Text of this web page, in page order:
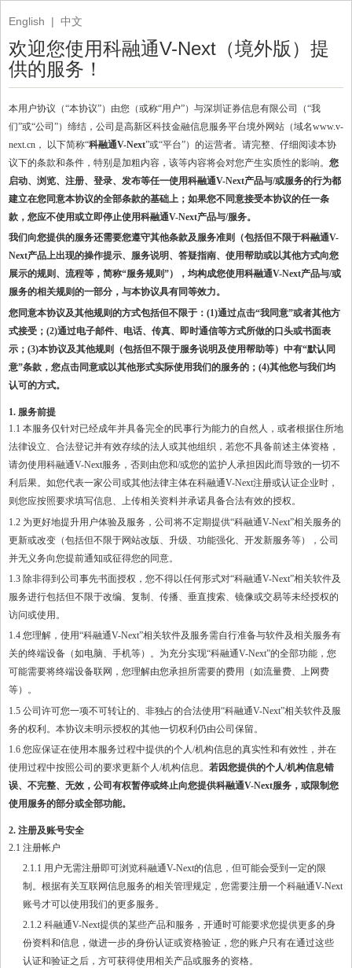
English | 中文
欢迎您使用科融通V-Next（境外版）提
供的服务！
本用户协议（“本协议”）由您（或称“用户”）与深圳证券信息有限公司（“我
们”或“公司”）缔结，公司是高新区科技金融信息服务平台境外网站（域名www.v-
next.cn， 以下简称“科融通V-Next”或“平台”）的运营者。请完整、仔细阅读本协
议下的条款和条件，特别是加粗内容，该等内容将会对您产生实质性的影响。 您
启动、浏览、注册、登录、发布等任一使用科融通V-Next产品与/或服务的行为都
建立在您同意本协议的全部条款的基础上；如果您不同意接受本协议的任一条
款，您应不使用或立即停止使用科融通V-Next产品与/服务。
我们向您提供的服务还需要您遵守其他条款及服务准则（包括但不限于科融通V-
Next产品上出现的操作提示、服务说明、答疑指南、使用帮助或以其他方式向您
展示的规则、流程等，简称“服务规则”），均构成您使用科融通V-Next产品与/或
服务的相关规则的一部分，与本协议具有同等效力。
您同意本协议及其他规则的方式包括但不限于： (1)通过点击“我同意”或者其他方
式接受；(2)通过电子邮件、电话、传真、即时通信等方式所做的口头或书面表
示；(3)本协议及其他规则（包括但不限于服务说明及使用帮助等）中有“默认同
意”条款，您点击同意或以其他形式实际使用我们的服务的；(4)其他您与我们均
认可的方式。
1. 服务前提
1.1 本服务仅针对已经成年并具备完全的民事行为能力的自然人，或者根据住所地
法律设立、合法登记并有效存续的法人或其他组织，若您不具备前述主体资格，
请勿使用科融通V-Next服务，否则由您和/或您的监护人承担因此而导致的一切不
利后果。如您代表一家公司或其他法律主体在科融通V-Next注册或认证企业时，
则您应按照要求填写信息、上传相关资料并承诺具备合法有效的授权。
1.2 为更好地提升用户体验及服务，公司将不定期提供“科融通V-Next”相关服务的
更新或改变（包括但不限于网站改版、升级、功能强化、开发新服务等），公司
并无义务向您提前通知或征得您的同意。
1.3 除非得到公司事先书面授权，您不得以任何形式对“科融通V-Next”相关软件及
服务进行包括但不限于改编、复制、传播、垂直搜索、镜像或交易等未经授权的
访问或使用。
1.4 您理解，使用“科融通V-Next”相关软件及服务需自行准备与软件及相关服务有
关的终端设备（如电脑、手机等）。为充分实现“科融通V-Next”的全部功能，您
可能需要将终端设备联网，您理解由您承担所需要的费用（如流量费、上网费
等）。
1.5 公司许可您一项不可转让的、非独占的合法使用“科融通V-Next”相关软件及服
务的权利。本协议未明示授权的其他一切权利仍由公司保留。
1.6 您应保证在使用本服务过程中提供的个人/机构信息的真实性和有效性，并在
使用过程中按照公司的要求更新个人/机构信息。 若因您提供的个人/机构信息错
误、不完整、无效，公司有权暂停或终止向您提供科融通V-Next服务，或限制您
使用服务的部分或全部功能。
2. 注册及账号安全
2.1 注册帐户
2.1.1 用户无需注册即可浏览科融通V-Next的信息，但可能会受到一定的限
制。根据有关互联网信息服务的相关管理规定，您需要注册一个科融通V-Next
账号才可以使用我们的更多服务。
2.1.2 科融通V-Next提供的某些产品和服务，开通时可能要求您提供更多的身
份资料和信息，做进一步的身份认证或资格验证，您的账户只有在通过这些
认证和验证之后，方可获得使用相关产品或服务的资格。